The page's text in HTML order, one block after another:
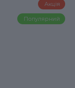
Акція
Популярний